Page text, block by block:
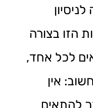
הזו בצורה
לכל אחד,
אין
להתאים